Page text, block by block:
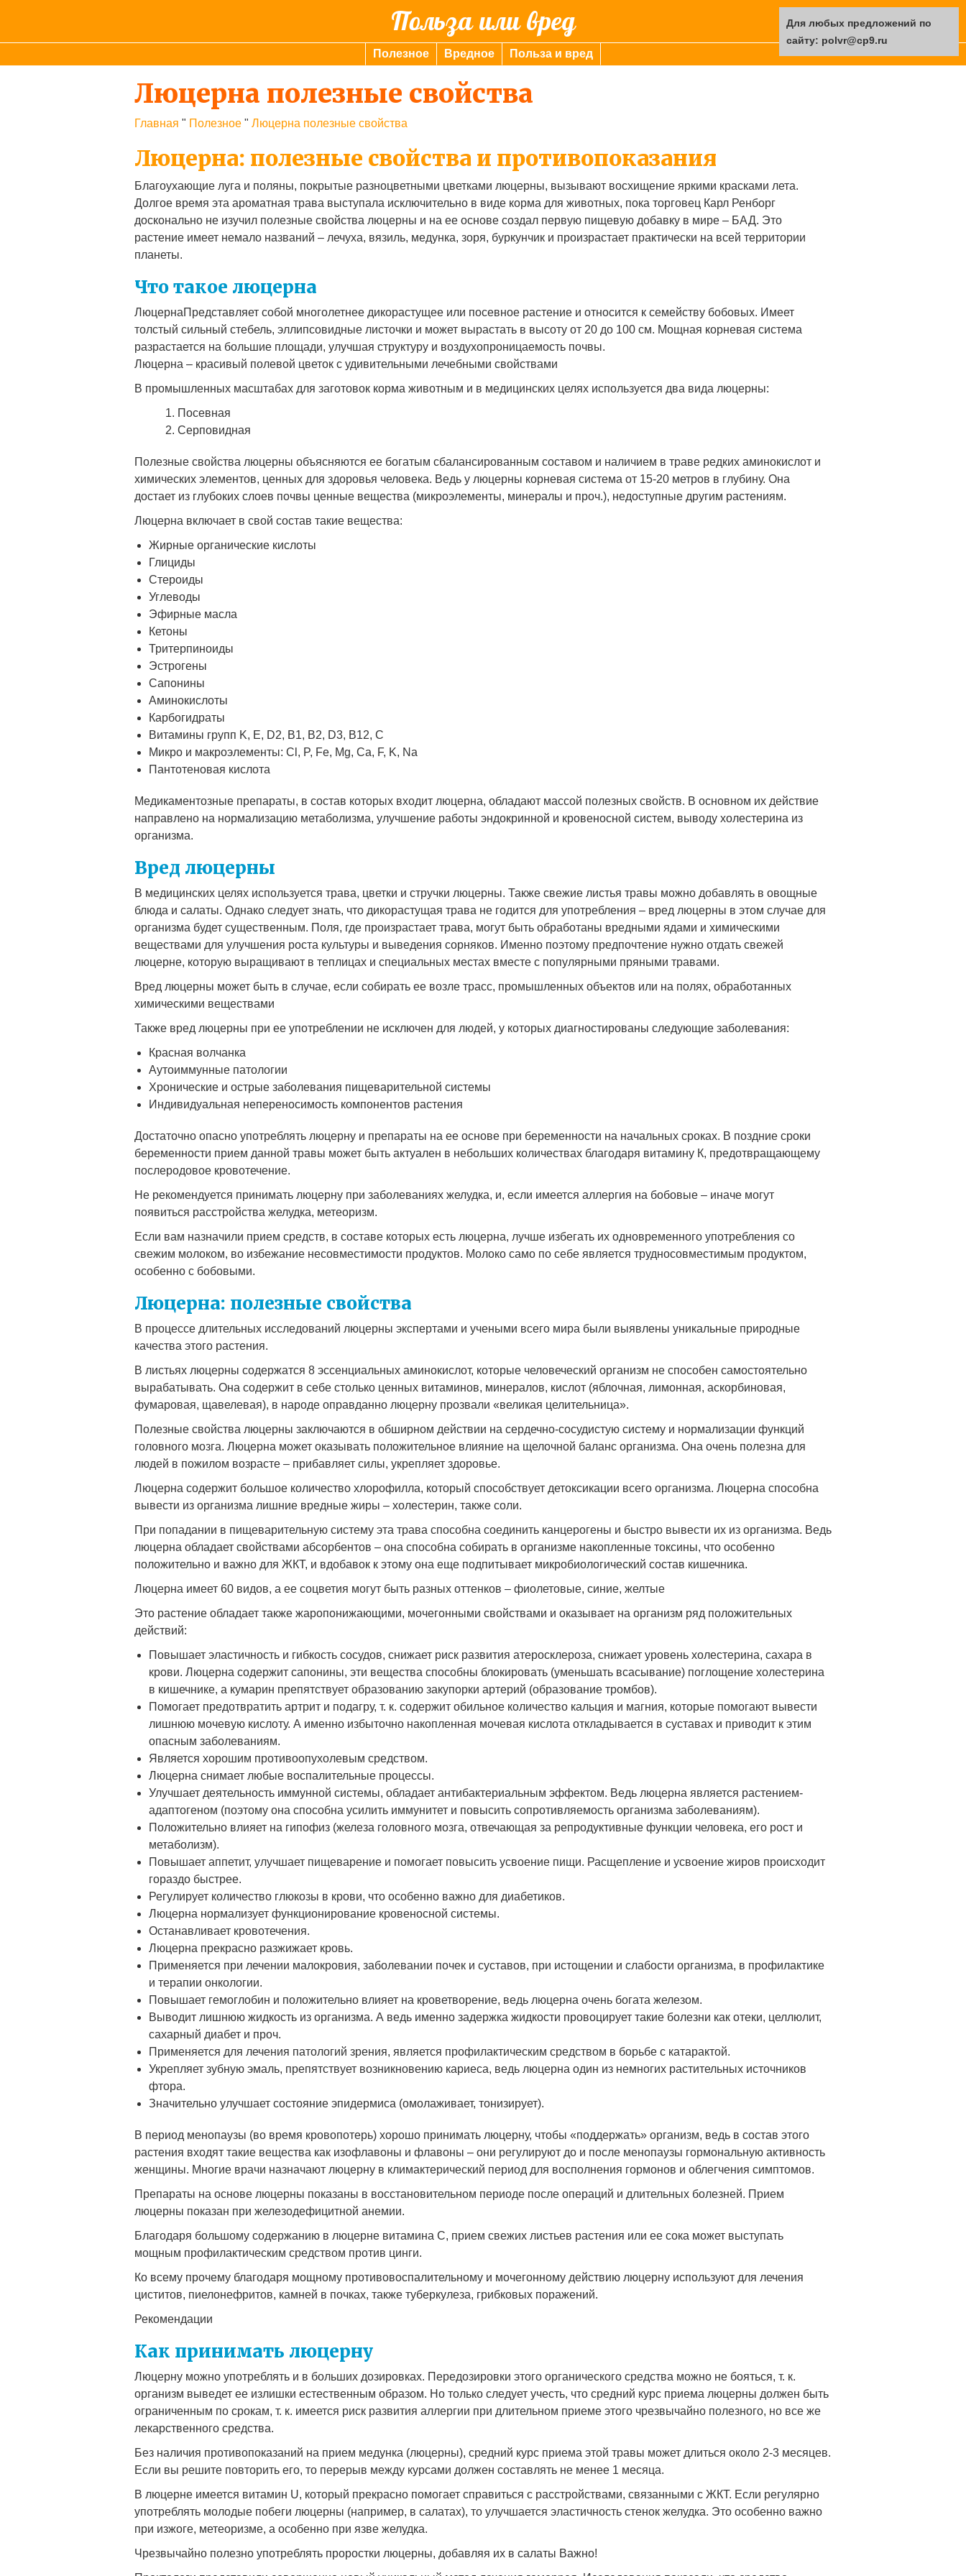
Польза или вред
Полезное Вредное Польза и вред
Люцерна полезные свойства
Главная " Полезное " Люцерна полезные свойства
Люцерна: полезные свойства и противопоказания
Благоухающие луга и поляны, покрытые разноцветными цветками люцерны, вызывают восхищение яркими красками лета.
Долгое время эта ароматная трава выступала исключительно в виде корма для животных, пока торговец Карл Ренборг
досконально не изучил полезные свойства люцерны и на ее основе создал первую пищевую добавку в мире – БАД. Это
растение имеет немало названий – лечуха, вязиль, медунка, зоря, буркунчик и произрастает практически на всей территории
планеты.
Что такое люцерна
ЛюцернаПредставляет собой многолетнее дикорастущее или посевное растение и относится к семейству бобовых. Имеет
толстый сильный стебель, эллипсовидные листочки и может вырастать в высоту от 20 до 100 см. Мощная корневая система
разрастается на большие площади, улучшая структуру и воздухопроницаемость почвы.
Люцерна – красивый полевой цветок с удивительными лечебными свойствами
В промышленных масштабах для заготовок корма животным и в медицинских целях используется два вида люцерны:
Посевная
Серповидная
Полезные свойства люцерны объясняются ее богатым сбалансированным составом и наличием в траве редких аминокислот и
химических элементов, ценных для здоровья человека. Ведь у люцерны корневая система от 15-20 метров в глубину. Она
достает из глубоких слоев почвы ценные вещества (микроэлементы, минералы и проч.), недоступные другим растениям.
Люцерна включает в свой состав такие вещества:
Жирные органические кислоты
Глициды
Стероиды
Углеводы
Эфирные масла
Кетоны
Тритерпиноиды
Эстрогены
Сапонины
Аминокислоты
Карбогидраты
Витамины групп K, E, D2, B1, B2, D3, B12, C
Микро и макроэлементы: Cl, P, Fe, Mg, Ca, F, K, Na
Пантотеновая кислота
Медикаментозные препараты, в состав которых входит люцерна, обладают массой полезных свойств. В основном их действие
направлено на нормализацию метаболизма, улучшение работы эндокринной и кровеносной систем, выводу холестерина из
организма.
Вред люцерны
В медицинских целях используется трава, цветки и стручки люцерны. Также свежие листья травы можно добавлять в овощные
блюда и салаты. Однако следует знать, что дикорастущая трава не годится для употребления – вред люцерны в этом случае для
организма будет существенным. Поля, где произрастает трава, могут быть обработаны вредными ядами и химическими
веществами для улучшения роста культуры и выведения сорняков. Именно поэтому предпочтение нужно отдать свежей
люцерне, которую выращивают в теплицах и специальных местах вместе с популярными пряными травами.
Вред люцерны может быть в случае, если собирать ее возле трасс, промышленных объектов или на полях, обработанных
химическими веществами
Также вред люцерны при ее употреблении не исключен для людей, у которых диагностированы следующие заболевания:
Красная волчанка
Аутоиммунные патологии
Хронические и острые заболевания пищеварительной системы
Индивидуальная непереносимость компонентов растения
Достаточно опасно употреблять люцерну и препараты на ее основе при беременности на начальных сроках. В поздние сроки
беременности прием данной травы может быть актуален в небольших количествах благодаря витамину К, предотвращающему
послеродовое кровотечение.
Не рекомендуется принимать люцерну при заболеваниях желудка, и, если имеется аллергия на бобовые – иначе могут
появиться расстройства желудка, метеоризм.
Если вам назначили прием средств, в составе которых есть люцерна, лучше избегать их одновременного употребления со
свежим молоком, во избежание несовместимости продуктов. Молоко само по себе является трудносовместимым продуктом,
особенно с бобовыми.
Люцерна: полезные свойства
В процессе длительных исследований люцерны экспертами и учеными всего мира были выявлены уникальные природные
качества этого растения.
В листьях люцерны содержатся 8 эссенциальных аминокислот, которые человеческий организм не способен самостоятельно
вырабатывать. Она содержит в себе столько ценных витаминов, минералов, кислот (яблочная, лимонная, аскорбиновая,
фумаровая, щавелевая), в народе оправданно люцерну прозвали «великая целительница».
Полезные свойства люцерны заключаются в обширном действии на сердечно-сосудистую систему и нормализации функций
головного мозга. Люцерна может оказывать положительное влияние на щелочной баланс организма. Она очень полезна для
людей в пожилом возрасте – прибавляет силы, укрепляет здоровье.
Люцерна содержит большое количество хлорофилла, который способствует детоксикации всего организма. Люцерна способна
вывести из организма лишние вредные жиры – холестерин, также соли.
При попадании в пищеварительную систему эта трава способна соединить канцерогены и быстро вывести их из организма. Ведь
люцерна обладает свойствами абсорбентов – она способна собирать в организме накопленные токсины, что особенно
положительно и важно для ЖКТ, и вдобавок к этому она еще подпитывает микробиологический состав кишечника.
Люцерна имеет 60 видов, а ее соцветия могут быть разных оттенков – фиолетовые, синие, желтые
Это растение обладает также жаропонижающими, мочегонными свойствами и оказывает на организм ряд положительных
действий:
Повышает эластичность и гибкость сосудов, снижает риск развития атеросклероза, снижает уровень холестерина, сахара в
крови. Люцерна содержит сапонины, эти вещества способны блокировать (уменьшать всасывание) поглощение холестерина
в кишечнике, а кумарин препятствует образованию закупорки артерий (образование тромбов).
Помогает предотвратить артрит и подагру, т. к. содержит обильное количество кальция и магния, которые помогают вывести
лишнюю мочевую кислоту. А именно избыточно накопленная мочевая кислота откладывается в суставах и приводит к этим
опасным заболеваниям.
Является хорошим противоопухолевым средством.
Люцерна снимает любые воспалительные процессы.
Улучшает деятельность иммунной системы, обладает антибактериальным эффектом. Ведь люцерна является растением-
адаптогеном (поэтому она способна усилить иммунитет и повысить сопротивляемость организма заболеваниям).
Положительно влияет на гипофиз (железа головного мозга, отвечающая за репродуктивные функции человека, его рост и
метаболизм).
Повышает аппетит, улучшает пищеварение и помогает повысить усвоение пищи. Расщепление и усвоение жиров происходит
гораздо быстрее.
Регулирует количество глюкозы в крови, что особенно важно для диабетиков.
Люцерна нормализует функционирование кровеносной системы.
Останавливает кровотечения.
Люцерна прекрасно разжижает кровь.
Применяется при лечении малокровия, заболевании почек и суставов, при истощении и слабости организма, в профилактике
и терапии онкологии.
Повышает гемоглобин и положительно влияет на кроветворение, ведь люцерна очень богата железом.
Выводит лишнюю жидкость из организма. А ведь именно задержка жидкости провоцирует такие болезни как отеки, целлюлит,
сахарный диабет и проч.
Применяется для лечения патологий зрения, является профилактическим средством в борьбе с катарактой.
Укрепляет зубную эмаль, препятствует возникновению кариеса, ведь люцерна один из немногих растительных источников
фтора.
Значительно улучшает состояние эпидермиса (омолаживает, тонизирует).
В период менопаузы (во время кровопотерь) хорошо принимать люцерну, чтобы «поддержать» организм, ведь в состав этого
растения входят такие вещества как изофлавоны и флавоны – они регулируют до и после менопаузы гормональную активность
женщины. Многие врачи назначают люцерну в климактерический период для восполнения гормонов и облегчения симптомов.
Препараты на основе люцерны показаны в восстановительном периоде после операций и длительных болезней. Прием
люцерны показан при железодефицитной анемии.
Благодаря большому содержанию в люцерне витамина С, прием свежих листьев растения или ее сока может выступать
мощным профилактическим средством против цинги.
Ко всему прочему благодаря мощному противовоспалительному и мочегонному действию люцерну используют для лечения
циститов, пиелонефритов, камней в почках, также туберкулеза, грибковых поражений.
Рекомендации
Как принимать люцерну
Люцерну можно употреблять и в больших дозировках. Передозировки этого органического средства можно не бояться, т. к.
организм выведет ее излишки естественным образом. Но только следует учесть, что средний курс приема люцерны должен быть
ограниченным по срокам, т. к. имеется риск развития аллергии при длительном приеме этого чрезвычайно полезного, но все же
лекарственного средства.
Без наличия противопоказаний на прием медунка (люцерны), средний курс приема этой травы может длиться около 2-3 месяцев.
Если вы решите повторить его, то перерыв между курсами должен составлять не менее 1 месяца.
В люцерне имеется витамин U, который прекрасно помогает справиться с расстройствами, связанными с ЖКТ. Если регулярно
употреблять молодые побеги люцерны (например, в салатах), то улучшается эластичность стенок желудка. Это особенно важно
при изжоге, метеоризме, а особенно при язве желудка.
Чрезвычайно полезно употреблять проростки люцерны, добавляя их в салаты Важно!
Для любых предложений по
сайту: polvr@cp9.ru